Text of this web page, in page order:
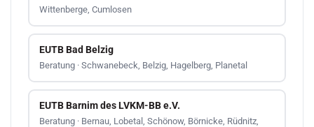
Wittenberge, Cumlosen
EUTB Bad Belzig
Beratung · Schwanebeck, Belzig, Hagelberg, Planetal
EUTB Barnim des LVKM-BB e.V.
Beratung · Bernau, Lobetal, Schönow, Börnicke, Rüdnitz,